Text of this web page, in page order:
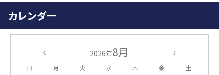
カレンダー
2026年8月
日 月 火 水 木 金 土